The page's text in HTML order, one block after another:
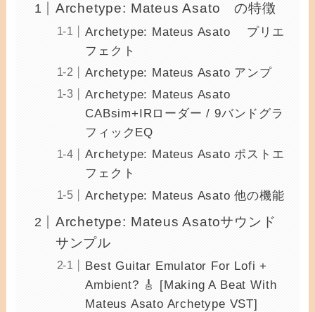
Archetype: Mateus Asato の特徴
Archetype: Mateus Asato プリエ
フェクト
Archetype: Mateus Asato アンプ
Archetype: Mateus Asato
CABsim+IRローダー / 9バンドグラ
フィックEQ
Archetype: Mateus Asato ポストエ
フェクト
Archetype: Mateus Asato 他の機能
Archetype: Mateus Asatoサウンド
サンプル
Best Guitar Emulator For Lofi +
Ambient? 🎸 [Making A Beat With
Mateus Asato Archetype VST]